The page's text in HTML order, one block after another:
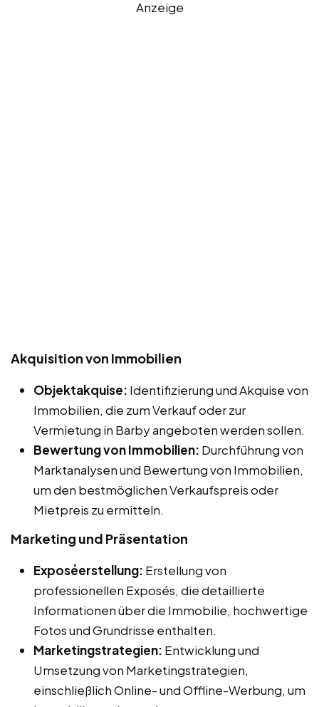
Anzeige
Akquisition von Immobilien
Objektakquise: Identifizierung und Akquise von
Immobilien, die zum Verkauf oder zur
Vermietung in Barby angeboten werden sollen.
Bewertung von Immobilien: Durchführung von
Marktanalysen und Bewertung von Immobilien,
um den bestmöglichen Verkaufspreis oder
Mietpreis zu ermitteln.
Marketing und Präsentation
Exposéerstellung: Erstellung von
professionellen Exposés, die detaillierte
Informationen über die Immobilie, hochwertige
Fotos und Grundrisse enthalten.
Marketingstrategien: Entwicklung und
Umsetzung von Marketingstrategien,
einschließlich Online- und Offline-Werbung, um